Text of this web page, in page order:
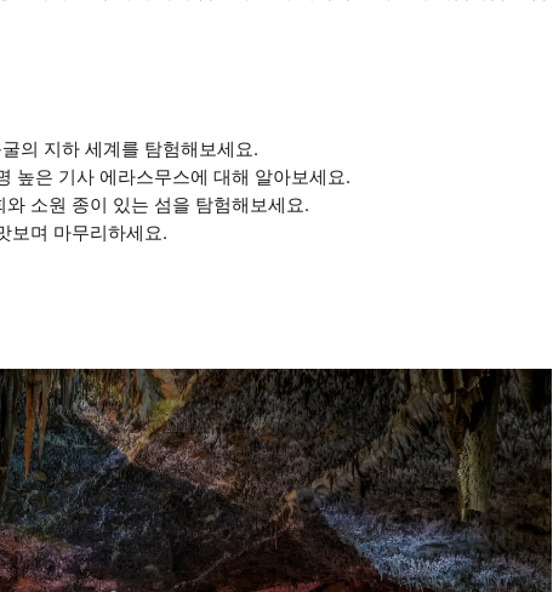
의 지하 세계를 탐험해보세요.
높은 기사 에라스무스에 대해 알아보세요.
소원 종이 있는 섬을 탐험해보세요.
보며 마무리하세요.